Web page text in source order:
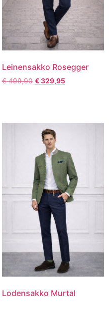
Leinensakko Rosegger
€499,90 €329,95
Lodensakko Murtal